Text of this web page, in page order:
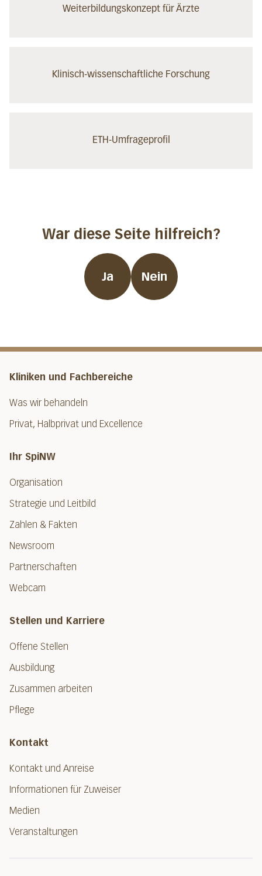
Weiterbildungskonzept für Ärzte
Klinisch-wissenschaftliche Forschung
ETH-Umfrageprofil
War diese Seite hilfreich?
Ja Nein
Kliniken und Fachbereiche
Was wir behandeln
Privat, Halbprivat und Excellence
Ihr SpiNW
Organisation
Strategie und Leitbild
Zahlen & Fakten
Newsroom
Partnerschaften
Webcam
Stellen und Karriere
Offene Stellen
Ausbildung
Zusammen arbeiten
Pflege
Kontakt
Kontakt und Anreise
Informationen für Zuweiser
Medien
Veranstaltungen